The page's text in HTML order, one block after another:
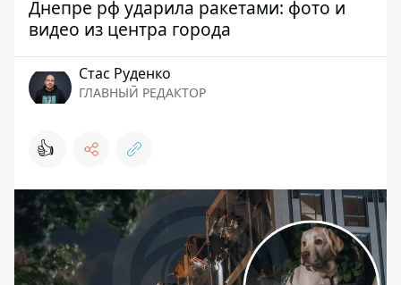
Днепре рф ударила ракетами: фото и
видео из центра города
Стаc Руденко
ГЛАВНЫЙ РЕДАКТОР
👍